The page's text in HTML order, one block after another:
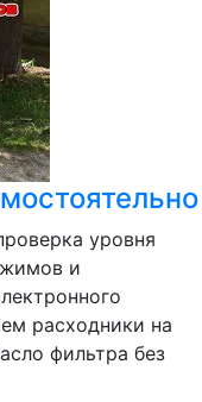
уровня
и
расходники на
фильтра без